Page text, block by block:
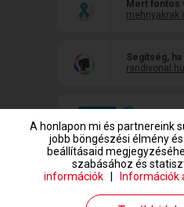
Mert fontos
Segítség, ha
www.randivonal.hu © Copyright
A honlapon mi és partnereink
jobb böngészési élmény
beállításaid
szabásához és
információk
Információk